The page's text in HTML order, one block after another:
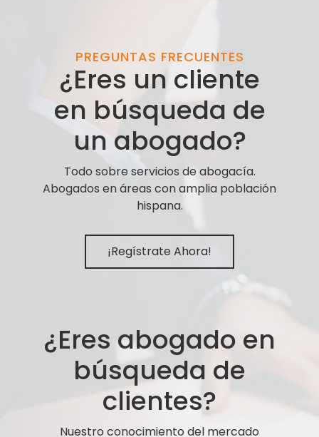
PREGUNTAS FRECUENTES
¿Eres un cliente
en búsqueda de
un abogado?
Todo sobre servicios de abogacía.
Abogados en áreas con amplia población
hispana.
¡Regístrate Ahora!
¿Eres abogado en
búsqueda de
clientes?
Nuestro conocimiento del mercado